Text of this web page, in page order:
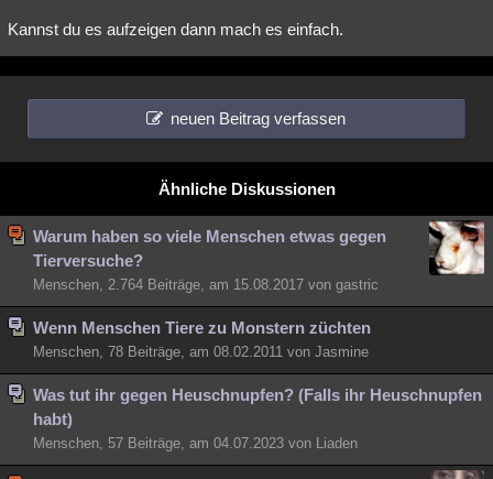
Kannst du es aufzeigen dann mach es einfach.
neuen Beitrag verfassen
Ähnliche Diskussionen
Warum haben so viele Menschen etwas gegen
Tierversuche?
Menschen, 2.764 Beiträge, am 15.08.2017 von gastric
Wenn Menschen Tiere zu Monstern züchten
Menschen, 78 Beiträge, am 08.02.2011 von Jasmine
Was tut ihr gegen Heuschnupfen? (Falls ihr Heuschnupfen
habt)
Menschen, 57 Beiträge, am 04.07.2023 von Liaden